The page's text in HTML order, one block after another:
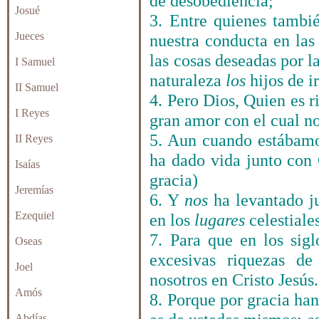
Josué
Jueces
I Samuel
II Samuel
I Reyes
II Reyes
Isaías
Jeremías
Ezequiel
Oseas
Joel
Amós
3. Entre quienes
nuestra conducta en
las cosas deseadas por
naturaleza los hijos de
4. Pero Dios, Quien es
gran amor con el cual
5. Aun cuando
ha dado vida junto con
gracia)
6. Y nos ha levantado
en los lugares
7. Para que en los
excesivas riquezas
nosotros en Cristo Jesús.
8. Porque por gracia